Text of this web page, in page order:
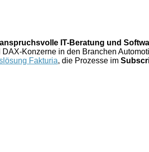
anspruchsvolle IT-Beratung und
Konzerne in den Branchen
Fakturia, die Prozesse im